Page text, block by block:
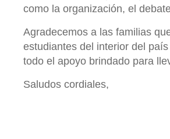
como la organización, el
Agradecemos a las familias
estudiantes del interior del
todo el apoyo brindado para
Saludos cordiales,